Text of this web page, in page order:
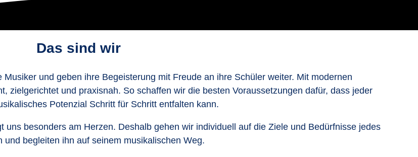
Das sind wir
und geben ihre Begeisterung mit Freude an ihre Schüler weiter. Mit modernen
zielgerichtet und praxisnah. So schaffen wir die besten Voraussetzungen dafür, dass jeder
Potenzial Schritt für Schritt entfalten kann.
besonders am Herzen. Deshalb gehen wir individuell auf die Ziele und Bedürfnisse jedes
und begleiten ihn auf seinem musikalischen Weg.